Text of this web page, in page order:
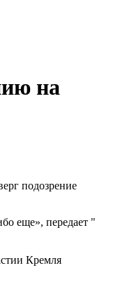
на
подозрение
еще», передает "
Кремля